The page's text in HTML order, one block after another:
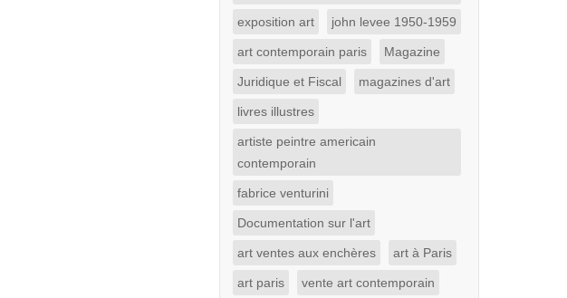
exposition art john levee 1950-1959
art contemporain paris Magazine
Juridique et Fiscal magazines d'art
livres illustres
artiste peintre americain
contemporain
fabrice venturini
Documentation sur l'art
art ventes aux enchères art à Paris
art paris vente art contemporain